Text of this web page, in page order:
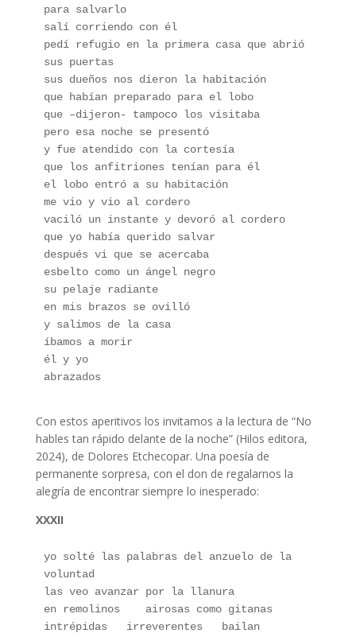
para salvarlo
salí corriendo con él
pedí refugio en la primera casa que abrió
sus puertas
sus dueños nos dieron la habitación
que habían preparado para el lobo
que –dijeron- tampoco los visitaba
pero esa noche se presentó
y fue atendido con la cortesía
que los anfitriones tenían para él
el lobo entró a su habitación
me vio y vio al cordero
vaciló un instante y devoró al cordero
que yo había querido salvar
después vi que se acercaba
esbelto como un ángel negro
su pelaje radiante
en mis brazos se ovilló
y salimos de la casa
íbamos a morir
él y yo
abrazados
Con estos aperitivos los invitamos a la lectura de “No
hables tan rápido delante de la noche” (Hilos editora,
2024), de Dolores Etchecopar. Una poesía de
permanente sorpresa, con el don de regalarnos la
alegría de encontrar siempre lo inesperado:
XXXII
yo solté las palabras del anzuelo de la
voluntad
las veo avanzar por la llanura
en remolinos    airosas como gitanas
intrépidas   irreverentes   bailan